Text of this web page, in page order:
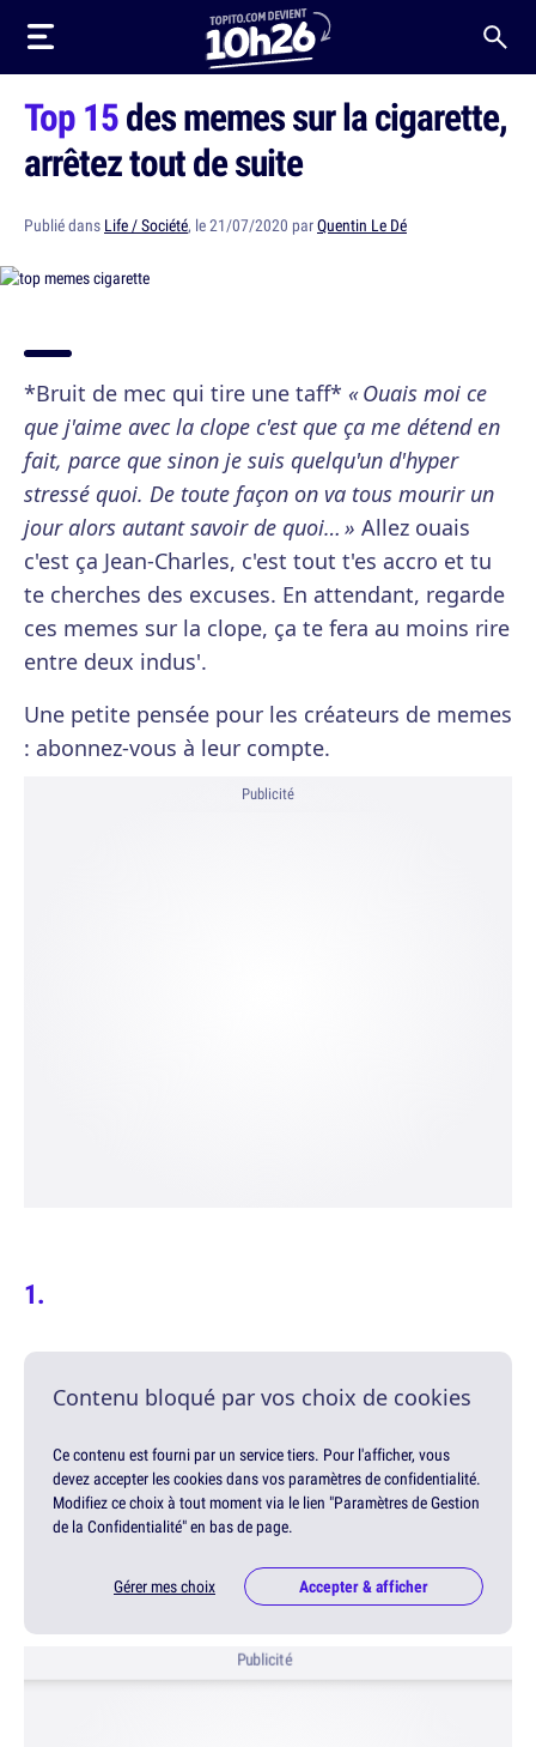
Top 15des memes sur la cigarette,
arrêtez tout de suite
Publié dans Life / Société, le 21/07/2020 parQuentin Le Dé
*Bruit de mec qui tire une taff* « Ouais moi ce
que j'aime avec la clope c'est que ça me détend en
fait, parce que sinon je suis quelqu'un d'hyper
stressé quoi. De toute façon on va tous mourir un
jour alors autant savoir de quoi… » Allez ouais
c'est ça Jean-Charles, c'est tout t'es accro et tu
te cherches des excuses. En attendant, regarde
ces memes sur la clope, ça te fera au moins rire
entre deux indus'.
Une petite pensée pour les créateurs de memes
: abonnez-vous à leur compte.
Publicité
Contenu bloqué par vos choix de cookies
Ce contenu est fourni par un service tiers. Pour l'afficher, vous
devez accepter les cookies dans vos paramètres de confidentialité.
Modifiez ce choix à tout moment via le lien "Paramètres de Gestion
de la Confidentialité" en bas de page.
Gérer mes choix Accepter & afficher
Publicité